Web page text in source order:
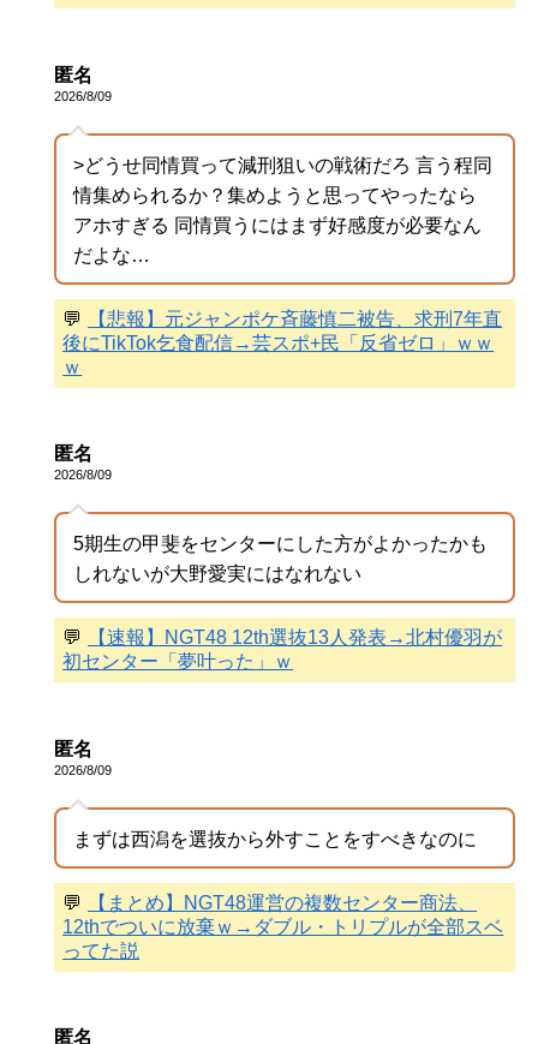
匿名
2026/8/09
>どうせ同情買って減刑狙いの戦術だろ 言う程同
情集められるか？集めようと思ってやったなら
アホすぎる 同情買うにはまず好感度が必要なん
だよな…
💬
【悲報】元ジャンポケ斉藤慎二被告、求刑7年直
後にTikTok乞食配信→芸スポ+民「反省ゼロ」ｗｗ
ｗ
匿名
2026/8/09
5期生の甲斐をセンターにした方がよかったかも
しれないが大野愛実にはなれない
💬
【速報】NGT48 12th選抜13人発表→北村優羽が
初センター「夢叶った」ｗ
匿名
2026/8/09
まずは西潟を選抜から外すことをすべきなのに
💬
【まとめ】NGT48運営の複数センター商法、
12thでついに放棄ｗ→ダブル・トリプルが全部スベ
ってた説
匿名